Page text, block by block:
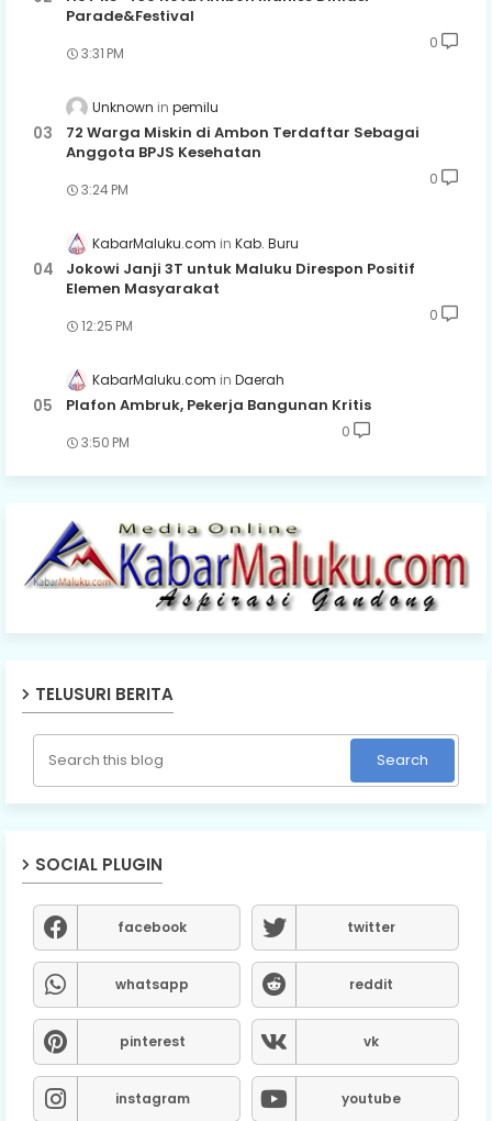
Parade&Festival
3:31 PM
0
Unknown pemilu
72 Warga Miskin di Ambon Terdaftar Sebagai
Anggota BPJS Kesehatan
3:24 PM
0
KabarMaluku.com Kab. Buru
Jokowi Janji 3T untuk Maluku Direspon Positif
Elemen Masyarakat
12:25 PM
0
KabarMaluku.com Daerah
Plafon Ambruk, Pekerja Bangunan Kritis
3:50 PM
0
TELUSURI BERITA
SOCIAL PLUGIN
facebook twitter
whatsapp reddit
pinterest vk
instagram youtube